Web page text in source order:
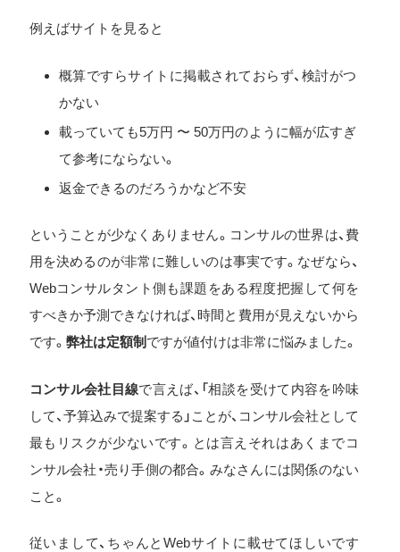
例えばサイトを見ると
概算ですらサイトに掲載されておらず、検討がつ
かない
載っていても5万円 〜 50万円のように幅が広すぎ
て参考にならない。
返金できるのだろうかなど不安
ということが少なくありません。コンサルの世界は、費
用を決めるのが非常に難しいのは事実です。なぜなら、
Webコンサルタント側も課題をある程度把握して何を
すべきか予測できなければ、時間と費用が見えないから
です。 弊社は定額制 ですが値付けは非常に悩みました。
コンサル会社目線で言えば、「相談を受けて内容を吟味
して、予算込みで提案する」ことが、コンサル会社として
最もリスクが少ないです。とは言えそれはあくまでコ
ンサル会社・売り手側の都合。みなさんには関係のない
こと。
従いまして、ちゃんとWebサイトに載せてほしいです